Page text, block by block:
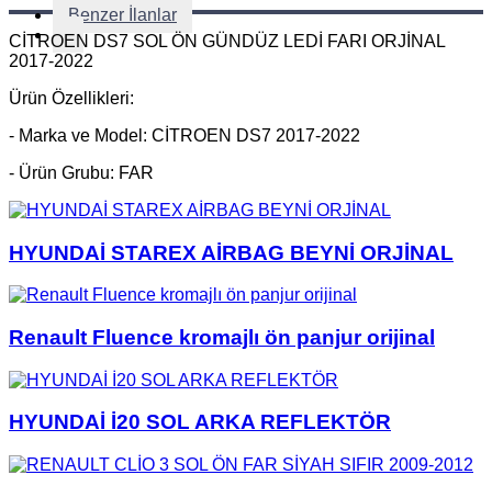
Benzer İlanlar
CİTROEN DS7 SOL ÖN GÜNDÜZ LEDİ FARI ORJİNAL
2017-2022
Ürün Özellikleri:
- Marka ve Model: CİTROEN DS7 2017-2022
- Ürün Grubu: FAR
HYUNDAİ STAREX AİRBAG BEYNİ ORJİNAL
Renault Fluence kromajlı ön panjur orijinal
HYUNDAİ İ20 SOL ARKA REFLEKTÖR